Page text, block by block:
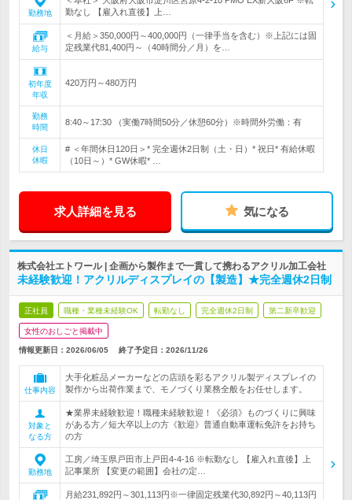
勤務地
勤なし 【雇入れ直後】上…
給与
＜月給＞350,000円～400,000円（一律手当を含む）※上記には固
定残業代81,400円～（40時間分／月）を…
初年度
年収
420万円～480万円
勤務
時間
8:40～17:30 （実働7時間50分／休憩60分）※時間外労働：有
休日
休暇
# ＜年間休日120日＞* 完全週休2日制（土・日）* 祝日* 有給休暇
（10日～）* GW休暇* …
求人詳細を見る 気になる
株式会社エトワール | 企画から製作まで一貫して携わるアクリル加工会社
未経験歓迎！アクリルディスプレイの【製造】★完全週休2日制
正社員 職種・業種未経験OK 転勤なし 完全週休2日制 第二新卒歓迎
女性のおしごと掲載中
情報更新日：2026/06/05 終了予定日： 2026/11/26
仕事内容
大手化粧品メーカーなどの店頭を彩るアクリル製ディスプレイの
製作から出荷作業まで、モノづくり業務全般をお任せします。
対象と
なる方
★業界未経験歓迎！職種未経験歓迎！《必須》ものづくりに興味
がある方／短大卒以上の方《歓迎》普通自動車運転免許をお持ち
の方
勤務地
工房／埼玉県戸田市上戸田4-4-16 ※転勤なし 【雇入れ直後】上
記事業所 【変更の範囲】会社の定…
月給231,892円～301,113円※一律固定残業代30,892円～40,113円